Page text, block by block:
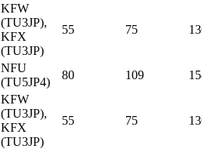
KFW
(TU3JP),
KFX
(TU3JP)
55 75
NFU
(TU5JP4)
80 109
KFW
(TU3JP),
KFX
(TU3JP)
55 75